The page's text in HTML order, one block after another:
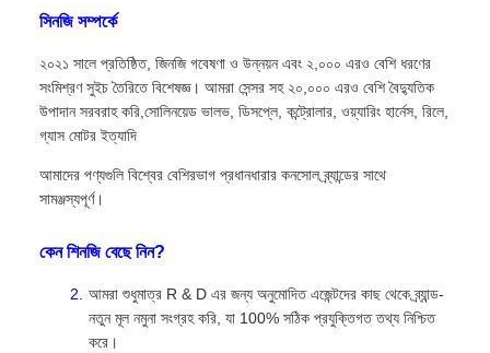
সিনজি সম্পর্কে
২০২১ সালে প্রতিষ্ঠিত, জিনজি গবেষণা ও উন্নয়ন এবং ২,০০০ এরও বেশি ধরণের
সংমিশ্রণ সুইচ তৈরিতে বিশেষজ্ঞ। আমরা সেন্সর সহ ২০,০০০ এরও বেশি বৈদ্যুতিক
উপাদান সরবরাহ করি,সোলিনয়েড ভালভ, ডিসপ্লে, কন্ট্রোলার, ওয়্যারিং হার্নেস, রিলে,
গ্যাস মোটর ইত্যাদি
আমাদের পণ্যগুলি বিশ্বের বেশিরভাগ প্রধানধারার কনসোল ব্র্যান্ডের সাথে
সামঞ্জস্যপূর্ণ।
কেন শিনজি বেছে নিন?
আমরা শুধুমাত্র R & D এর জন্য অনুমোদিত এজেন্টদের কাছ থেকে ব্র্যান্ড-
নতুন মূল নমুনা সংগ্রহ করি, যা 100% সঠিক প্রযুক্তিগত তথ্য নিশ্চিত
করে।